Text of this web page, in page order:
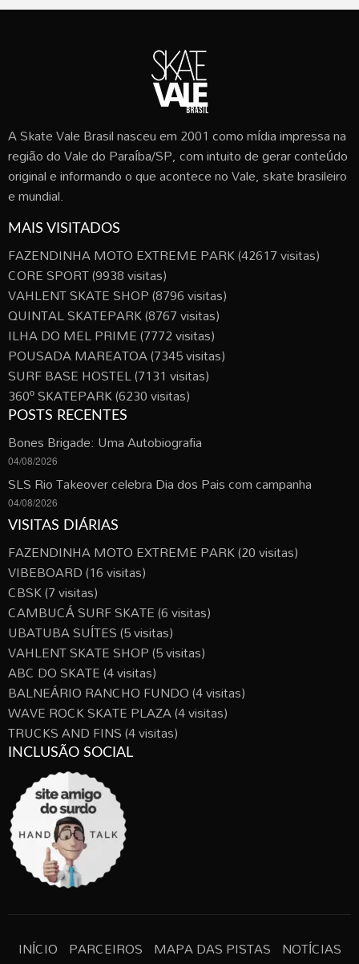
A Skate Vale Brasil nasceu em 2001 como mídia impressa na
região do Vale do Paraíba/SP, com intuito de gerar conteúdo
original e informando o que acontece no Vale, skate brasileiro
e mundial.
MAIS VISITADOS
FAZENDINHA MOTO EXTREME PARK(42617 visitas)
CORE SPORT(9938 visitas)
VAHLENT SKATE SHOP(8796 visitas)
QUINTAL SKATEPARK(8767 visitas)
ILHA DO MEL PRIME(7772 visitas)
POUSADA MAREATOA(7345 visitas)
SURF BASE HOSTEL(7131 visitas)
360º SKATEPARK(6230 visitas)
POSTS RECENTES
Bones Brigade: Uma Autobiografia
04/08/2026
SLS Rio Takeover celebra Dia dos Pais com campanha
04/08/2026
VISITAS DIÁRIAS
FAZENDINHA MOTO EXTREME PARK(20 visitas)
VIBEBOARD(16 visitas)
CBSK(7 visitas)
CAMBUCÁ SURF SKATE(6 visitas)
UBATUBA SUÍTES(5 visitas)
VAHLENT SKATE SHOP(5 visitas)
ABC DO SKATE(4 visitas)
BALNEÁRIO RANCHO FUNDO(4 visitas)
WAVE ROCK SKATE PLAZA(4 visitas)
TRUCKS AND FINS(4 visitas)
INCLUSÃO SOCIAL
INÍCIO PARCEIROS MAPA DAS PISTAS NOTÍCIAS